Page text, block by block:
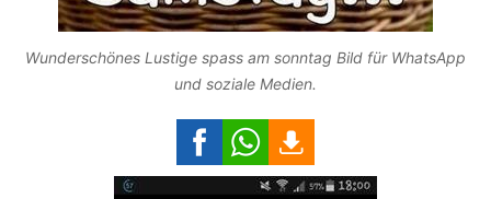
Wunderschönes Lustige spass am sonntag Bild für WhatsApp
und soziale Medien.